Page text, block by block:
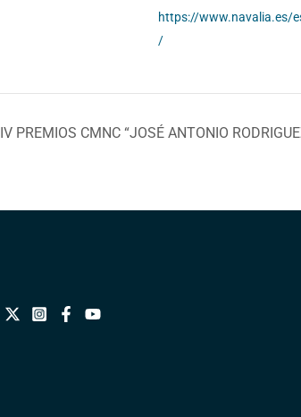
https://www.navalia.es/
/
IV PREMIOS CMNC “JOSÉ ANTONIO